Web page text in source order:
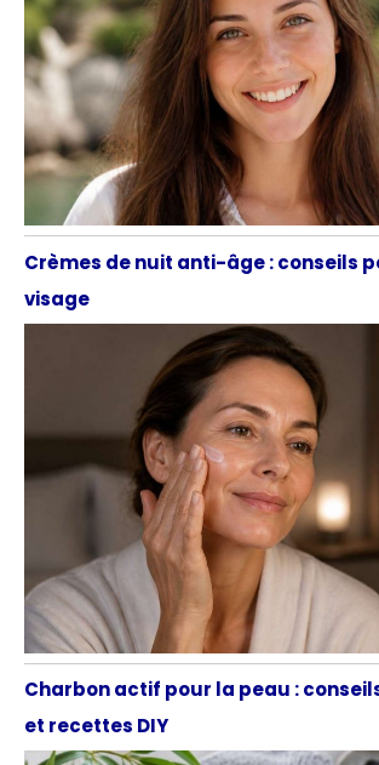
Crèmes de nuit anti-âge : conseils
visage
Charbon actif pour la peau :
et recettes DIY